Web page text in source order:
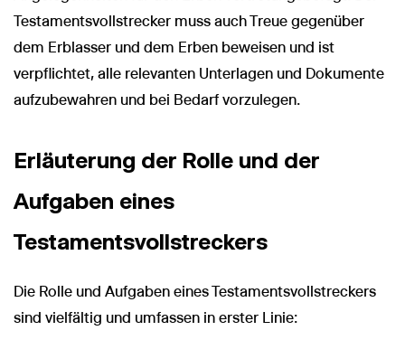
Testamentsvollstrecker muss auch Treue gegenüber
dem Erblasser und dem Erben beweisen und ist
verpflichtet, alle relevanten Unterlagen und Dokumente
aufzubewahren und bei Bedarf vorzulegen.
Erläuterung der Rolle und der
Aufgaben eines
Testamentsvollstreckers
Die Rolle und Aufgaben eines Testamentsvollstreckers
sind vielfältig und umfassen in erster Linie: